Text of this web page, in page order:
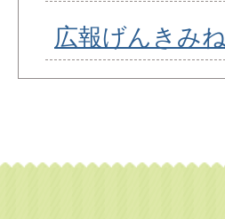
広報げんきみ